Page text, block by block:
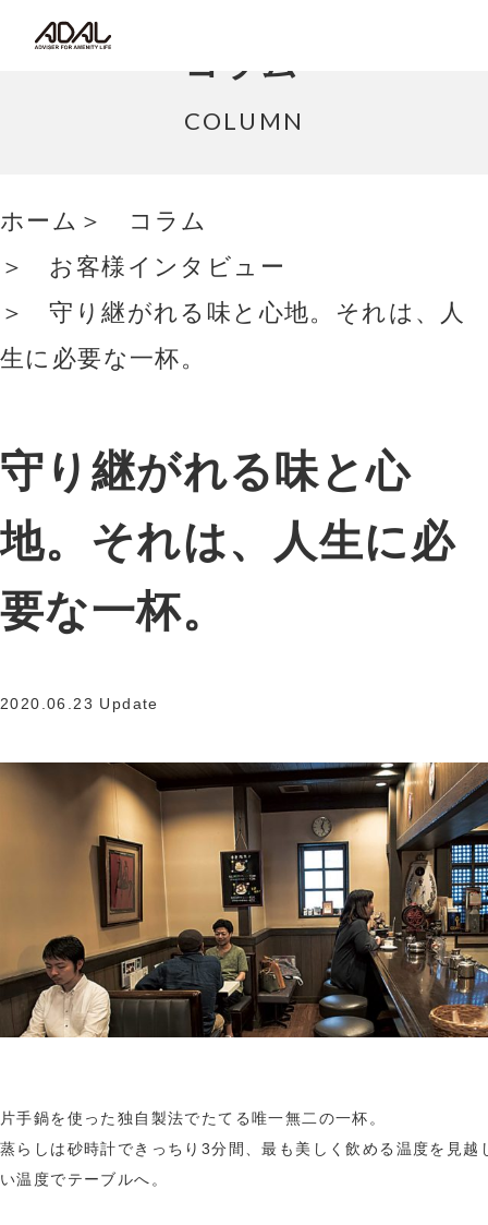
コラム
最新情報/ニュース
採用情報
Japanese
コラム
COLUMN
ホーム
コラム
お客様インタビュー
守り継がれる味と心地。それは、人
生に必要な一杯。
守り継がれる味と心
地。それは、人生に必
要な一杯。
2020.06.23 Update
片手鍋を使った独自製法でたてる唯一無二の一杯。
蒸らしは砂時計できっちり3分間、最も美しく飲める温度を見越
い温度でテーブルへ。